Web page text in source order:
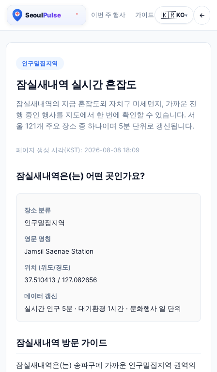
서울 실시간 인구 지도
이번 주 행사 가이드 회사 소개 서비
🇰🇷KO▾ ←
인구밀집지역
잠실새내역 실시간 혼잡도
잠실새내역의 지금 혼잡도와 자치구 미세먼지, 가까운 진
행 중인 행사를 지도에서 한 번에 확인할 수 있습니다. 서
울 121개 주요 장소 중 하나이며 5분 단위로 갱신됩니다.
페이지 생성 시각(KST): 2026-08-08 18:09
잠실새내역은(는) 어떤 곳인가요?
장소 분류
인구밀집지역
영문 명칭
Jamsil Saenae Station
위치 (위도/경도)
37.510413 / 127.082656
데이터 갱신
실시간 인구 5분 · 대기환경 1시간 · 문화행사 일 단위
잠실새내역 방문 가이드
잠실새내역은(는) 송파구에 가까운 인구밀집지역 권역의